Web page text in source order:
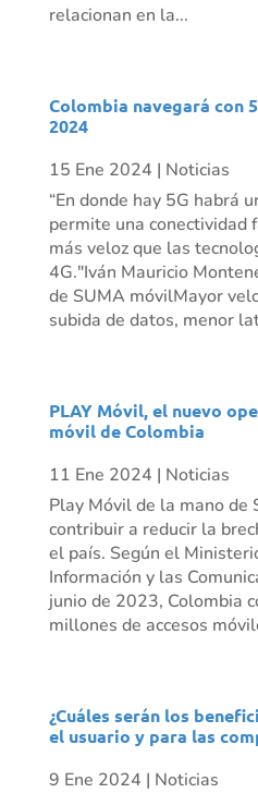
relacionan en la...
Colombia navegará con
2024
15 Ene 2024 | Noticias
“En donde hay 5G habrá
permite una conectividad
más veloz que las
4G."Iván Mauricio
de SUMA móvilMayor
subida de datos, menor
PLAY Móvil, el nuevo
móvil de Colombia
11 Ene 2024 | Noticias
Play Móvil de la mano de
contribuir a reducir la
el país. Según el
Información y las
junio de 2023, Colombia
millones de accesos
¿Cuáles serán los
el usuario y para las
9 Ene 2024 | Noticias